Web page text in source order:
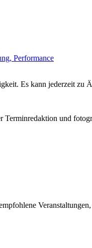
Performance
Es kann jederzeit zu
und